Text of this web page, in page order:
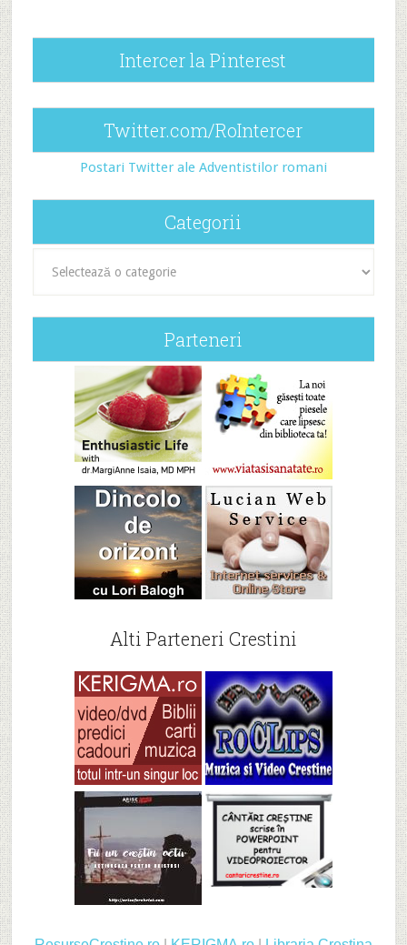
Intercer la Pinterest
Twitter.com/RoIntercer
Postari Twitter ale Adventistilor romani
Categorii
Parteneri
Alti Parteneri Crestini